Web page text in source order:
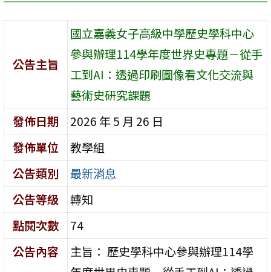
公告主旨
國立嘉義女子高級中學歷史學科中心
參與辦理114學年度世界史專題－從手
工到AI：透過印刷圖像看文化交流與
藝術史研究課題
發佈日期
2026 年 5 月 26 日
發佈單位
教學組
公告類別
最新消息
公告等級
轉知
點閱次數
74
公告內容
主旨： 歷史學科中心參與辦理114學